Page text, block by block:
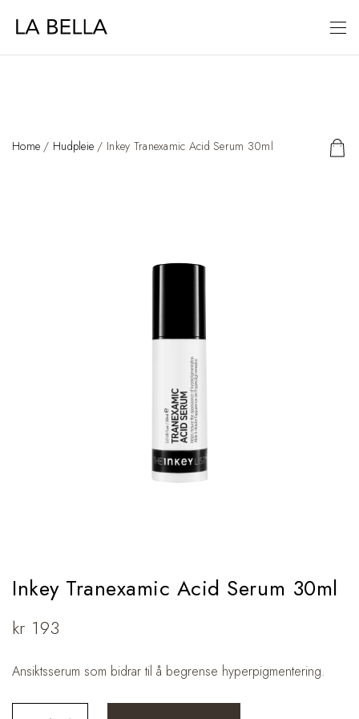
Home / Hudpleie / Inkey Tranexamic Acid Serum 30ml
Inkey Tranexamic Acid Serum 30ml
kr 193
Ansiktsserum som bidrar til å begrense hyperpigmentering.